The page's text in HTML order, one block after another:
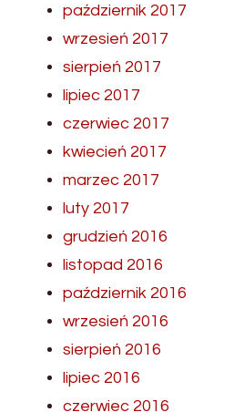
październik 2017
wrzesień 2017
sierpień 2017
lipiec 2017
czerwiec 2017
kwiecień 2017
marzec 2017
luty 2017
grudzień 2016
listopad 2016
październik 2016
wrzesień 2016
sierpień 2016
lipiec 2016
czerwiec 2016